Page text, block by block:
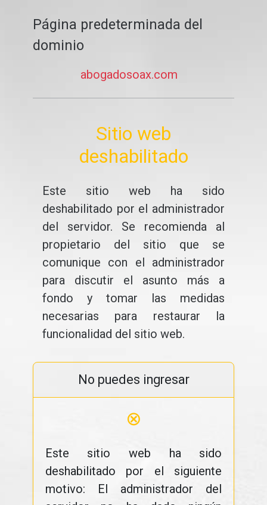
Página predeterminada del
dominio
abogadosoax.com
Sitio web
deshabilitado
Este sitio web ha sido
deshabilitado por el administrador
del servidor. Se recomienda al
propietario del sitio que se
comunique con el administrador
para discutir el asunto más a
fondo y tomar las medidas
necesarias para restaurar la
funcionalidad del sitio web.
No puedes ingresar
⊗
Este sitio web ha sido
deshabilitado por el siguiente
motivo: El administrador del